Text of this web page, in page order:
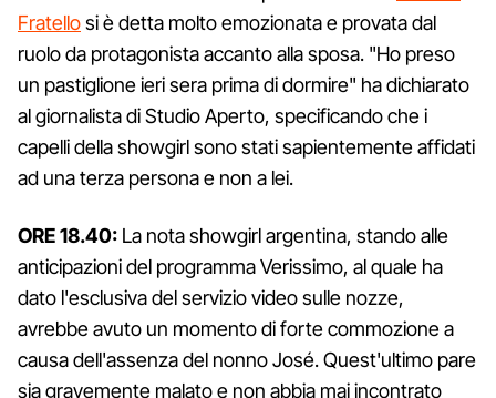
Fratellosi è detta molto emozionata e provata dal
ruolo da protagonista accanto alla sposa. "Ho preso
un pastiglione ieri sera prima di dormire" ha dichiarato
al giornalista di Studio Aperto, specificando che i
capelli della showgirl sono stati sapientemente affidati
ad una terza persona e non a lei.
ORE 18.40: La nota showgirl argentina, stando alle
anticipazioni del programma Verissimo, al quale ha
dato l'esclusiva del servizio video sulle nozze,
avrebbe avuto un momento di forte commozione a
causa dell'assenza del nonno José. Quest'ultimo pare
sia gravemente malato e non abbia mai incontrato